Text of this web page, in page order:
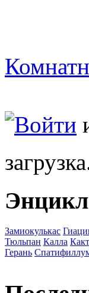
Войти
Замиокулькас
Тюльпан Калла
Герань